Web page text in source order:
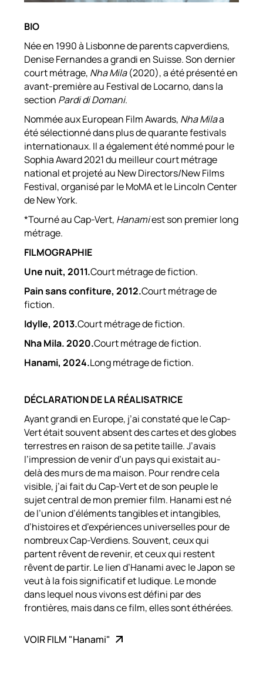
BIO
Née en 1990 à Lisbonne de parents capverdiens,
Denise Fernandes a grandi en Suisse. Son dernier
court métrage, Nha Mila(2020), a été présenté en
avant-première au Festival de Locarno, dans la
section Pardi di Domani.
Nommée aux European Film Awards, Nha Milaa
été sélectionné dans plus de quarante festivals
internationaux. Il a également été nommé pour le
Sophia Award 2021 du meilleur court métrage
national et projeté au New Directors/New Films
Festival, organisé par le MoMA et le Lincoln Center
de New York.
*Tourné au Cap-Vert, Hanamiest son premier long
métrage.
FILMOGRAPHIE
Une nuit, 2011.Court métrage de fiction.
Pain sans confiture, 2012.Court métrage de
fiction.
Idylle, 2013.Court métrage de fiction.
Nha Mila. 2020.Court métrage de fiction.
Hanami, 2024.Long métrage de fiction.
DÉCLARATION DE LA RÉALISATRICE
Ayant grandi en Europe, j’ai constaté que le Cap-
Vert était souvent absent des cartes et des globes
terrestres en raison de sa petite taille. J’avais
l’impression de venir d’un pays qui existait au-
delà des murs de ma maison. Pour rendre cela
visible, j’ai fait du Cap-Vert et de son peuple le
sujet central de mon premier film. Hanami est né
de l’union d’éléments tangibles et intangibles,
d’histoires et d’expériences universelles pour de
nombreux Cap-Verdiens. Souvent, ceux qui
partent rêvent de revenir, et ceux qui restent
rêvent de partir. Le lien d’Hanami avec le Japon se
veut à la fois significatif et ludique. Le monde
dans lequel nous vivons est défini par des
frontières, mais dans ce film, elles sont éthérées.
VOIR FILM "Hanami"